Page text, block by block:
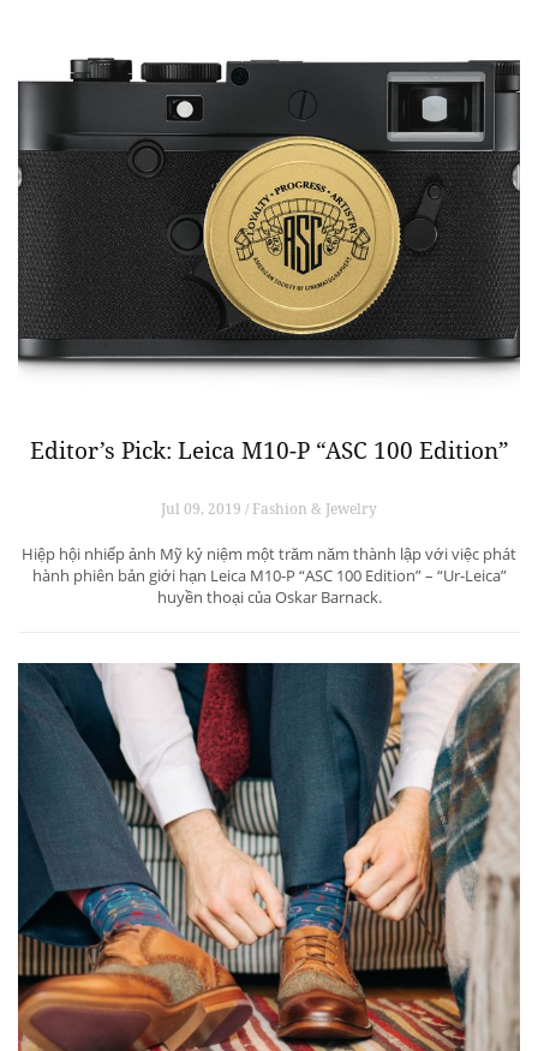
Editor’s Pick: Leica M10-P “ASC 100 Edition”
Jul 09, 2019 / Fashion & Jewelry
Hiệp hội nhiếp ảnh Mỹ kỷ niệm một trăm năm thành lập với việc phát
hành phiên bản giới hạn Leica M10-P “ASC 100 Edition” – “Ur-Leica”
huyền thoại của Oskar Barnack.